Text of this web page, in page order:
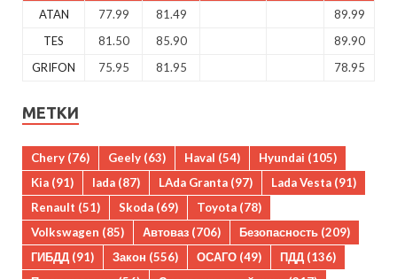
ATAN 77.99 81.49
89.99
TES
81.50 85.90
89.90
GRIFON
75.95 81.95 78.95
МЕТКИ
Chery (76) Geely (63) Haval (54) Hyundai (105)
Kia (91) lada (87) LAda Granta (97) Lada Vesta (91)
Renault (51) Skoda (69) Toyota (78)
Volkswagen (85) Автоваз (706) Безопасность (209)
ГИБДД (91) Закон (556) ОСАГО (49) ПДД (136)